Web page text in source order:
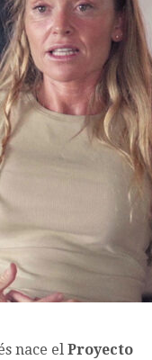
nace el Proyecto